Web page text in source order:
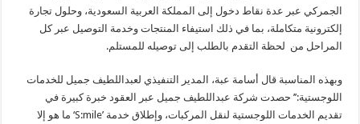
الجمركي عبر عدة نقاط دخول إلى المملكة العربية السعودية، وحلول تجارة
إلكترونية متكاملة، بما في ذلك استيفاء المنتجات وخدمة التوصيل عبر كل
المراحل من لحظة التقدم بالطلب إلى توصيله للمستلم.
وبهذه المناسبة قال أسامة عبة، المدير التنفيذي لعبداللطيف جميل للخدمات
اللوجستية:’’ حصدت شركة عبداللطيف جميل عبر العقود خبرة كبيرة في
تقديم الخدمات اللوجستية لنقل المركبات، وإطلاق خدمة ’S:mile‘ ما هو إلا